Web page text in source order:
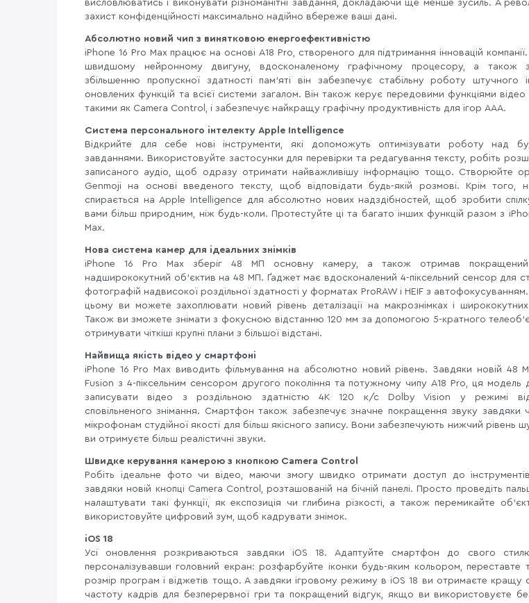
висловлюватись і виконувати різноманітні завдання, докладаючи ще менше зусиль. А
захист конфіденційності максимально надійно вбереже ваші дані.
Абсолютно новий чип з винятковою енергоефективністю
iPhone 16 Pro Max працює на основі A18 Pro, створеного для підтримання інновацій
швидшому нейронному двигуну, вдосконаленому графічному процесору, а також
збільшенню пропускної здатності пам'яті він забезпечує стабільну роботу штучного
оновлених функцій та всієї системи загалом. Він також керує передовими функціями
такими як Camera Control, і забезпечує найкращу графічну продуктивність для ігор AAA.
Система персонального інтелекту Apple Intelligence
Відкрийте для себе нові інструменти, які допоможуть оптимізувати роботу над
завданнями. Використовуйте застосунки для перевірки та редагування тексту, робіть
записаного аудіо, щоб одразу отримати найважливішу інформацію тощо. Створюйте
Genmoji на основі введеного тексту, щоб відповідати будь-якій розмові. Крім того,
спирається на Apple Intelligence для абсолютно нових надздібностей, щоб зробити
вами більш природним, ніж будь-коли. Протестуйте ці та багато інших функцій разом з
Max.
Нова система камер для ідеальних знімків
iPhone 16 Pro Max зберіг 48 МП основну камеру, а також отримав покращений
надширококутний об'єктив на 48 МП. Ґаджет має вдосконалений 4-піксельний сенсор для
фотографій надвисокої роздільної здатності у форматах ProRAW і HEIF з
цьому ви можете захоплювати новий рівень деталізації на макрознімках і ширококутних
Також ви зможете знімати з фокусною відстанню 120 мм за допомогою 5-кратного
отримувати чіткіші крупні плани з більшої відстані.
Найвища якість відео у смартфоні
iPhone 16 Pro Max виводить фільмування на абсолютно новий рівень. Завдяки новій 48
Fusion з 4-піксельним сенсором другого покоління та потужному чипу A18 Pro, ця модель
записувати відео з роздільною здатністю 4K 120 к/с Dolby Vision у режимі
сповільненого знімання. Смартфон також забезпечує значне покращення звуку завдяки
мікрофонам студійної якості для більш якісного запису. Вони забезпечують нижчий рівень
ви отримуєте більш реалістичні звуки.
Швидке керування камерою з кнопкою Camera Control
Робіть ідеальне фото чи відео, маючи змогу швидко отримати доступ до
завдяки новій кнопці Camera Control, розташованій на бічній панелі. Просто проведіть
налаштувати такі функції, як експозиція чи глибина різкості, а також перемикайте
використовуйте цифровий зум, щоб кадрувати знімок.
iOS 18
Усі оновлення розкриваються завдяки iOS 18. Адаптуйте смартфон до свого
персоналізувавши головний екран: розфарбуйте іконки будь-яким кольором, переставте
розмір програм і віджетів тощо. А завдяки ігровому режиму в iOS 18 ви отримаєте кращу
частоту кадрів для безперервної гри та покращений відгук, якщо ви використовуєте